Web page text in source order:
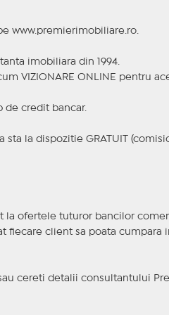
www.premierimobiliare.ro.
imobiliara din 1994.
VIZIONARE ONLINE pentru
de credit bancar.
la dispozitie GRATUIT
la ofertele tuturor bancilor
fiecare client sa poata cumpara
cereti detalii consultantului